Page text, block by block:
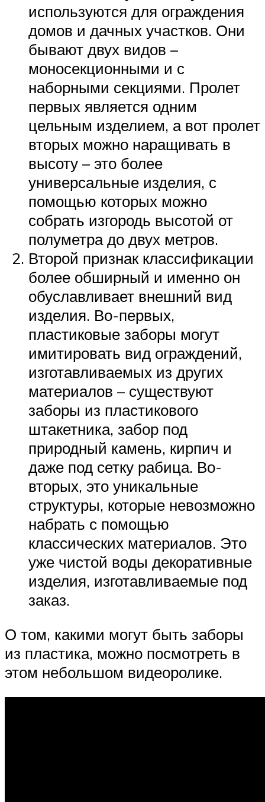
используются для ограждения
домов и дачных участков. Они
бывают двух видов –
моносекционными и с
наборными секциями. Пролет
первых является одним
цельным изделием, а вот пролет
вторых можно наращивать в
высоту – это более
универсальные изделия, с
помощью которых можно
собрать изгородь высотой от
полуметра до двух метров.
Второй признак классификации
более обширный и именно он
обуславливает внешний вид
изделия. Во-первых,
пластиковые заборы могут
имитировать вид ограждений,
изготавливаемых из других
материалов – существуют
заборы из пластикового
штакетника, забор под
природный камень, кирпич и
даже под сетку рабица. Во-
вторых, это уникальные
структуры, которые невозможно
набрать с помощью
классических материалов. Это
уже чистой воды декоративные
изделия, изготавливаемые под
заказ.
О том, какими могут быть заборы
из пластика, можно посмотреть в
этом небольшом видеоролике.